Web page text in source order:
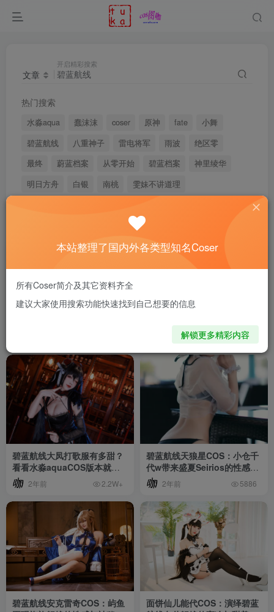
文章
开启精彩搜索
热门搜索
水淼aqua 蠢沫沫 coser 原神 fate
小舞
碧蓝航线
八重神子 雷电将军 雨波
绝区零
最终
蔚蓝档案 从零开始 碧蓝档案
神里绫华
明日方舟
白银 南桃 雯妹不讲道理
个文章
用户 版块 帖子
分类 coser 301 碧蓝航线 272
标签
cos 59 水淼aqua 23 瓜希酱 19 封疆疆v
碧蓝航线大凤打歌服有多甜？
看看水淼aquaCOS版本就知
道
2年前 2.2W+
碧蓝航线天狼星COS：小仓千
代w带来盛夏Seirios的性感热
辣
2年前 5886
碧蓝航线安克雷奇COS：屿鱼
面饼仙儿能代COS：演绎碧蓝
本站整理了国内外各类型知名Coser
所有Coser简介及其它资料齐全
建议大家使用搜索功能快速找到自己想要的信息
解锁更多精彩内容